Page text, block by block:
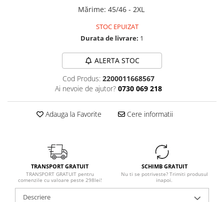
Mărime: 45/46 - 2XL
STOC EPUIZAT
Durata de livrare: 1
ALERTA STOC
Cod Produs: 2200011668567
Ai nevoie de ajutor? 0730 069 218
Adauga la Favorite Cere informatii
TRANSPORT GRATUIT
TRANSPORT GRATUIT pentru
comenzile cu valoare peste 298lei!
SCHIMB GRATUIT
Nu ti se potriveste? Trimiti produsul
inapoi.
Descriere